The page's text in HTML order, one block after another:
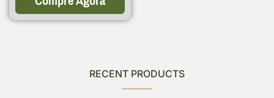
RECENT PRODUCTS